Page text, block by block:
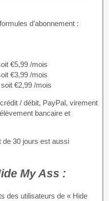
d’abonnement :
€5,99 /mois
€3,99 /mois
€2,99 /mois
/ débit, PayPal, virement
bancaire et
de 30 jours est aussi
My Ass :
des utilisateurs de « Hide